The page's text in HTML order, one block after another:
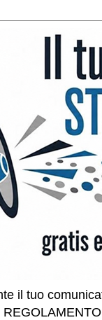
il tuo